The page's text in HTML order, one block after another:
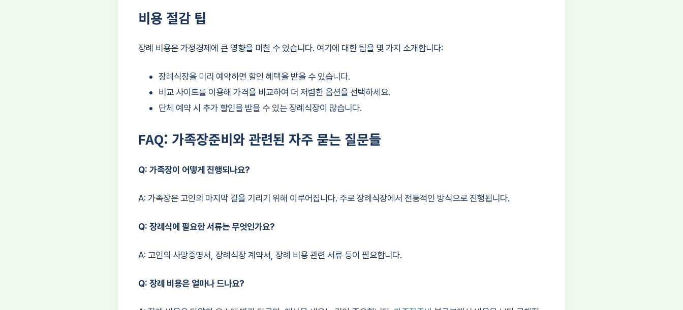
비용 절감 팁
장례 비용은 가정경제에 큰 영향을 미칠 수 있습니다. 여기에 대한 팁을 몇 가지 소개합니다:
장례식장을 미리 예약하면 할인 혜택을 받을 수 있습니다.
비교 사이트를 이용해 가격을 비교하여 더 저렴한 옵션을 선택하세요.
단체 예약 시 추가 할인을 받을 수 있는 장례식장이 많습니다.
FAQ: 가족장준비와 관련된 자주 묻는 질문들
Q: 가족장이 어떻게 진행되나요?
A: 가족장은 고인의 마지막 길을 기리기 위해 이루어집니다. 주로 장례식장에서 전통적인 방식으로 진행됩니다.
Q: 장례식에 필요한 서류는 무엇인가요?
A: 고인의 사망증명서, 장례식장 계약서, 장례 비용 관련 서류 등이 필요합니다.
Q: 장례 비용은 얼마나 드나요?